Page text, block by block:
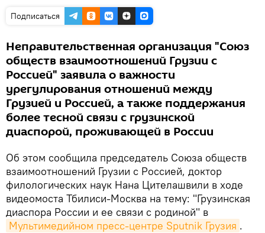
Подписаться
Неправительственная организация "Союз
обществ взаимоотношений Грузии с
Россией" заявила о важности
урегулирования отношений между
Грузией и Россией, а также поддержания
более тесной связи с грузинской
диаспорой, проживающей в России
Об этом сообщила председатель Союза обществ
взаимоотношений Грузии с Россией, доктор
филологических наук Нана Цителашвили в ходе
видеомоста Тбилиси-Москва на тему: "Грузинская
диаспора России и ее связи с родиной" в
Мультимедийном пресс-центре Sputnik Грузия .